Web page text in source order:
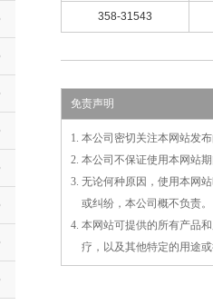
358-31543
免责声明
1. 本公司密切关注本网站发
2. 本公司不保证使用本网站
3. 无论何种原因，使用本网
或纠纷，本公司概不负责。
4. 本网站可提供的所有产品
疗，以及其他特定的用途